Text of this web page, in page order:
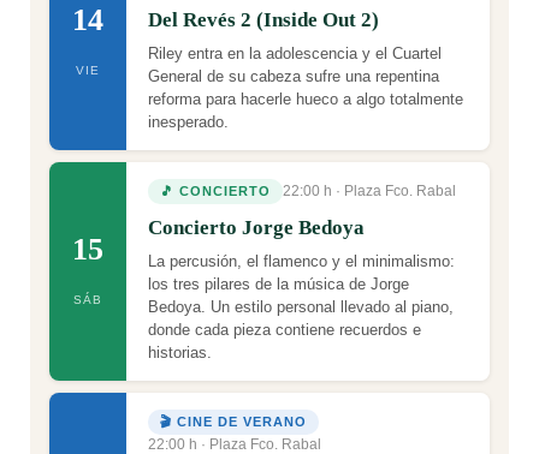
14
VIE
Del Revés 2 (Inside Out 2)
Riley entra en la adolescencia y el Cuartel
General de su cabeza sufre una repentina
reforma para hacerle hueco a algo totalmente
inesperado.
15
SÁB
🎵 CONCIERTO 22:00 h · Plaza Fco. Rabal
Concierto Jorge Bedoya
La percusión, el flamenco y el minimalismo:
los tres pilares de la música de Jorge
Bedoya. Un estilo personal llevado al piano,
donde cada pieza contiene recuerdos e
historias.
🎬 CINE DE VERANO
22:00 h · Plaza Fco. Rabal